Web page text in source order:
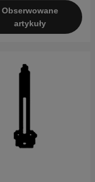
Obserwowane
artykuły